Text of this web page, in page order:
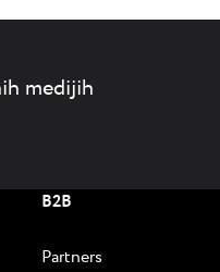
medijih
B2B
Partners